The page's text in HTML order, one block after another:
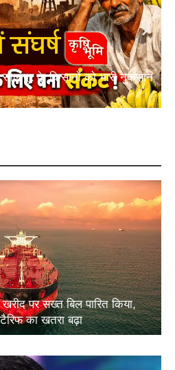
के किसानों को भारी नुकसान
पर सख्त बिल पारित किया,
का खतरा बढ़ा